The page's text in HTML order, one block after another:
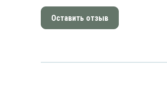
Оставить отзыв